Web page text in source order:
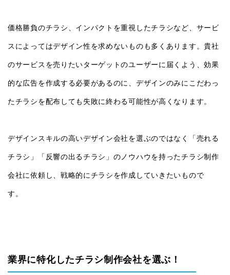
価格勝負のチラシ、インパクトを重視したチラシなど、サービ
スによってはデザイン性を求めないものも多くあります。貴社
のサービスを売りたいターゲットのユーザーに届くよう、効果
的な広告を作成する必要があるのに、デザインのみにこだわっ
たチラシを配布しても失敗に終わる可能性が高くなります。
デザインスキルの高いデザイン会社を選ぶのではなく「売れる
チラシ」「反響の出るチラシ」のノウハウを持ったチラシ制作
会社に依頼し、戦略的にチラシを作成していきたいもので
す。
業界に特化したチラシ制作会社を選ぶ！